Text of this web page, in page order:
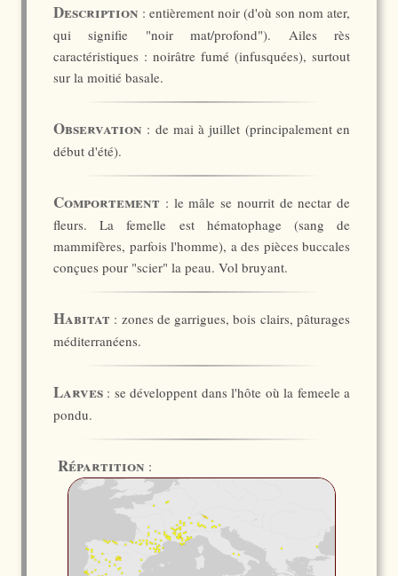
Description : entièrement noir (d'où son nom ater,
qui signifie "noir mat/profond"). Ailes rès
caractéristiques : noirâtre fumé (infusquées), surtout
sur la moitié basale.
Observation : de mai à juillet (principalement en
début d'été).
Comportement : le mâle se nourrit de nectar de
fleurs. La femelle est hématophage (sang de
mammifères, parfois l'homme), a des pièces buccales
conçues pour "scier" la peau. Vol bruyant.
Habitat : zones de garrigues, bois clairs, pâturages
méditerranéens.
Larves : se développent dans l'hôte où la femeele a
pondu.
Répartition :